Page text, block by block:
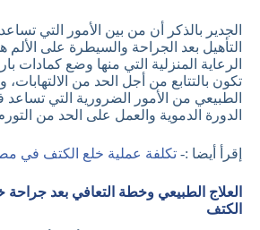
الجدير بالذكر أن من بين الأمور التي
التأهيل بعد الجراحة والسيطرة على الألم
الرعاية المنزلية التي منها وضع كمادات
تكون بالتتابع من أجل الحد من الالتهابات،
الطبيعي من الأمور الضرورية التي
الدورة الدموية والعمل على الحد من
إقرأ أيضا :- تكلفة عملية خلع الكتف في
العلاج الطبيعي وخطة التعافي بعد
الكتف